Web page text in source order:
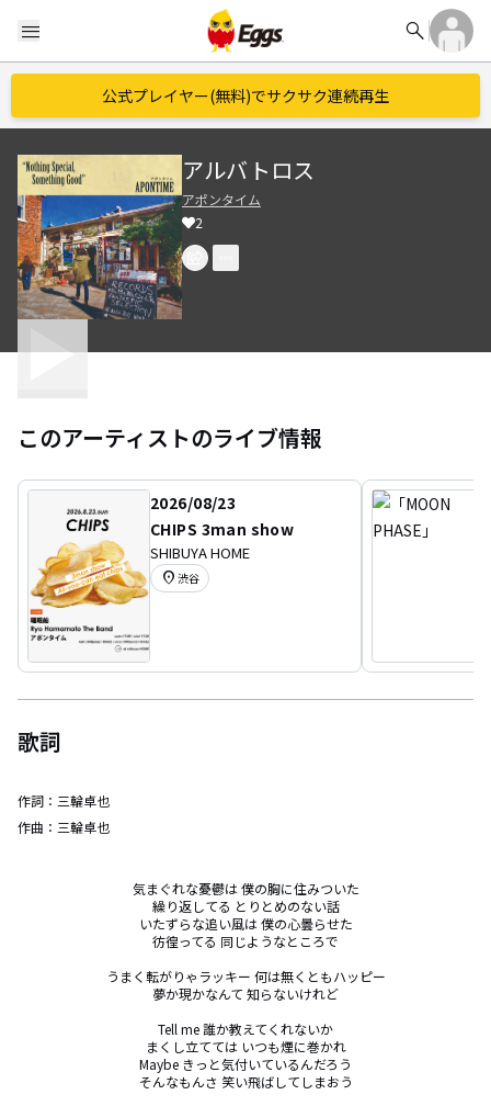
menu search
公式プレイヤー(無料)でサクサク連続再生
アルバトロス
アポンタイム
2
このアーティストのライブ情報
2026/08/23
CHIPS 3man show
SHIBUYA HOME
location_on 渋谷
歌詞
作詞： 三輪卓也
作曲： 三輪卓也
気まぐれな憂鬱は 僕の胸に住みついた
繰り返してる とりとめのない話
いたずらな追い風は 僕の心曇らせた
彷徨ってる 同じようなところで
うまく転がりゃラッキー 何は無くともハッピー
夢か現かなんて 知らないけれど
Tell me 誰か教えてくれないか
まくし立てては いつも煙に巻かれ
Maybe きっと気付いているんだろう
そんなもんさ 笑い飛ばしてしまおう